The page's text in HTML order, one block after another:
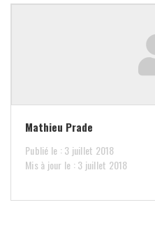
Mathieu Prade
Publié le : 3 juillet 2018
Mis à jour le : 3 juillet 2018